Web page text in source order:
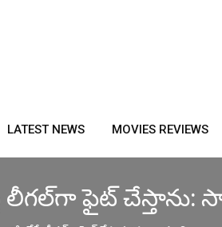
LATEST NEWS MOVIES REVIEWS
లీగల్‌గా ఫైట్ చేస్తాను: